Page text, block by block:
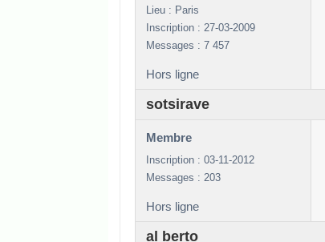
Lieu : Paris
Inscription : 27-03-2009
Messages : 7 457
Hors ligne
sotsirave
Membre
Inscription : 03-11-2012
Messages : 203
Hors ligne
al berto